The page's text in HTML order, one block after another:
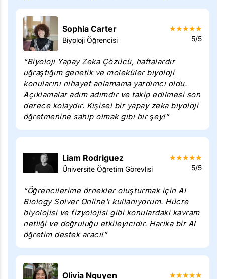
Sophia Carter
Biyoloji Öğrencisi
★★★★★
5/5
“Biyoloji Yapay Zeka Çözücü, haftalardır
uğraştığım genetik ve moleküler biyoloji
konularını nihayet anlamama yardımcı oldu.
Açıklamalar adım adımdır ve takip edilmesi son
derece kolaydır. Kişisel bir yapay zeka biyoloji
öğretmenine sahip olmak gibi bir şey!”
Liam Rodriguez
Üniversite Öğretim Görevlisi
★★★★★
5/5
“Öğrencilerime örnekler oluşturmak için AI
Biology Solver Online'ı kullanıyorum. Hücre
biyolojisi ve fizyolojisi gibi konulardaki kavram
netliği ve doğruluğu etkileyicidir. Harika bir AI
öğretim destek aracı!”
Olivia Nguyen ★★★★★